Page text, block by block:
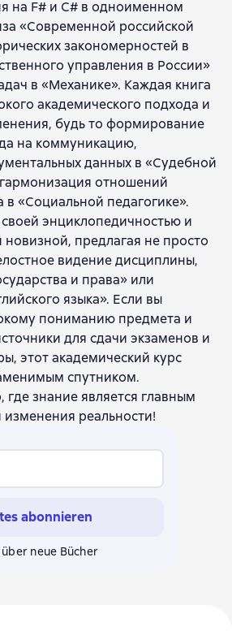
Грибов
Киреева
Орлова
А. А. Ивин
Скворцов А. А. Никитина
Петровна Никитина
Романов В. А. Поляков
Ирина Ильинична Елисеева
Попова
М. И. Никола
Владимировна Корчагина
Кривцун
Смирнова
Прудников Ю. М. Неруш
Герасимов
Лукашина
Конин
Прокофьев
Гусев
Томина
Волкова
на F# и C# в одноименном
«Современной российской
закономерностей в
управления в России»
в «Механике». Каждая книга
академического подхода и
будь то формирование
на коммуникацию,
данных в «Судебной
отношений
«Социальной педагогике».
энциклопедичностью и
новизной, предлагая не просто
видение дисциплины,
и права» или
языка». Если вы
пониманию предмета и
для сдачи экзаменов и
этот академический курс
спутником.
где знание является главным
реальности!
abonnieren
neue Bücher